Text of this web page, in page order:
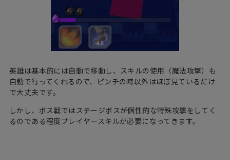
英雄は基本的には自動で移動し、スキルの使用（魔法攻撃）も
自動で行ってくれるので、ピンチの時以外はほぼ見ているだけ
で大丈夫です。
しかし、ボス戦ではステージボスが個性的な特殊攻撃をしてく
るのである程度プレイヤースキルが必要になってきます。